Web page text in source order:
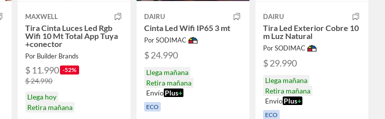
MAXWELL
Tira Cinta Luces Led Rgb
Wifi 10 Mt Total App Tuya
+conector
Por Builder Brands
$ 11.990 -52%
$ 24.990
Llega hoy
Retira mañana
DAIRU
Cinta Led Wifi IP65 3 mt
Por SODIMAC
$ 24.990
Llega mañana
Retira mañana
EnvíoPlus+
ECO
DAIRU
Tira Led Exterior Cobre 10
m Luz Natural
Por SODIMAC
$ 29.990
Llega mañana
Retira mañana
EnvíoPlus+
ECO